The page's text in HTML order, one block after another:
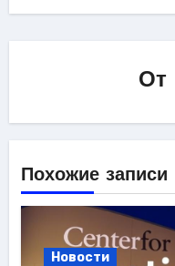
От
Похожие записи
Новости